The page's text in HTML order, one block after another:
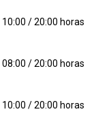
10:00 / 20:00 horas
08:00 / 20:00 horas
10:00 / 20:00 horas